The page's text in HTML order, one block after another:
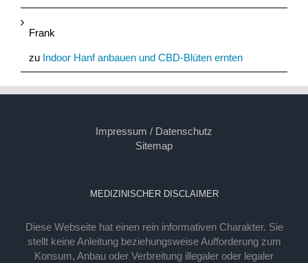
Frank
zu Indoor Hanf anbauen und CBD-Blüten ernten
Impressum / Datenschutz
Sitemap
MEDIZINISCHER DISCLAIMER
Diese Webseite hat einen rein informativen Charakter. Sie
stellt keine Anleitung beziehungsweise Aufforderung zum
Konsum, Anbau oder Verbreitung illegaler oder legaler